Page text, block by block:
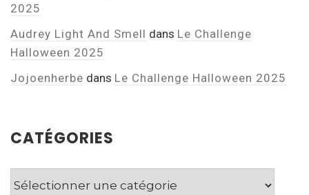
2025
Audrey Light And Smell dans Le Challenge
Halloween 2025
Jojoenherbe dans Le Challenge Halloween 2025
CATÉGORIES